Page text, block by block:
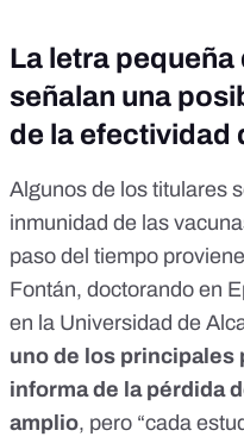
La letra
señalan una
de la efectividad
Algunos de los titulares
inmunidad de las
paso del tiempo
Fontán, doctorando en
en la Universidad de
uno de los principales
informa de la pérdida
amplio, pero “cada